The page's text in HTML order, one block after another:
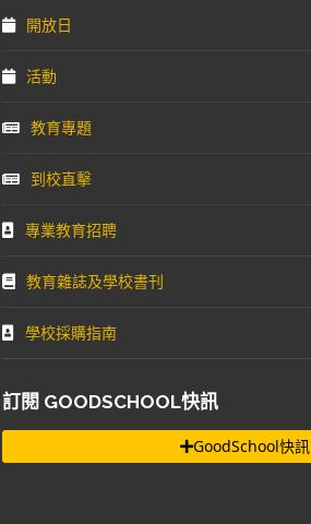
開放日
活動
教育專題
到校直擊
專業教育招聘
教育雜誌及學校書刊
學校採購指南
訂閱 GOODSCHOOL快訊
GoodSchool快訊